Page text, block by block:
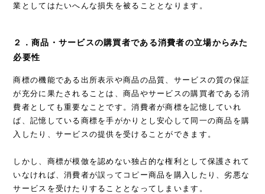
業としてはたいへんな損失を被ることとなります。
２．商品・サービスの購買者である消費者の立場からみた
必要性
商標の機能である出所表示や商品の品質、サービスの質の保証
が充分に果たされることは、商品やサービスの購買者である消
費者としても重要なことです。消費者が商標を記憶していれ
ば、記憶している商標を手がかりとし安心して同一の商品を購
入したり、サービスの提供を受けることができます。
しかし、商標が模倣を認めない独占的な権利として保護されて
いなければ、消費者が誤ってコピー商品を購入したり、劣悪な
サービスを受けたりすることとなってしまいます。